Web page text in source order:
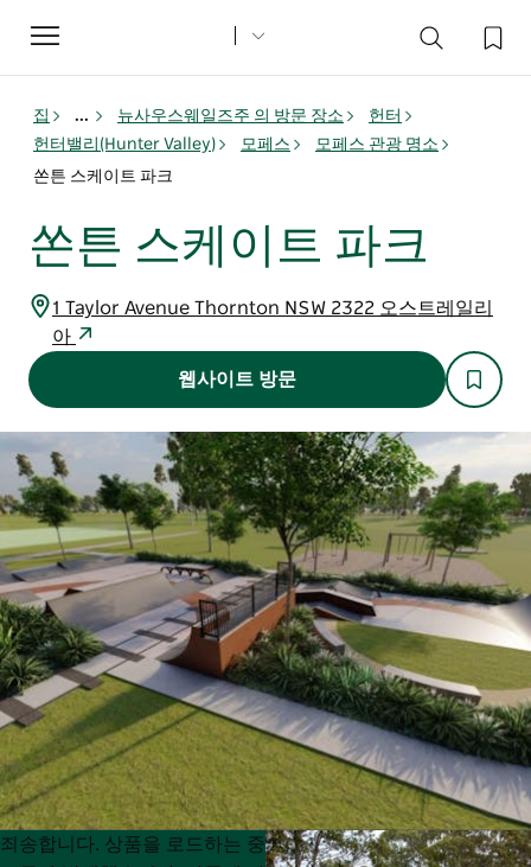
Toggle
navigation
집 ... 뉴사우스웨일즈주 의 방문 장소
헌터
헌터밸리(Hunter Valley)
모페스
모페스 관광 명소
쏜튼 스케이트 파크
쏜튼 스케이트 파크
1 Taylor Avenue Thornton NSW 2322 오스트레일리
아
웹사이트 방문
Product
Product
죄송합니다. 상품을 로드하는 중